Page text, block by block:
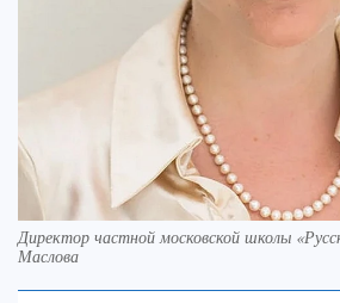
Директор частной московской школы
Маслова